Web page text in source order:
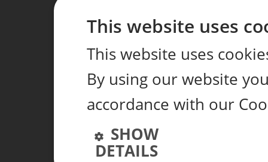
This website uses
This website uses
By using our website
accordance with our
SHOW
DETAILS